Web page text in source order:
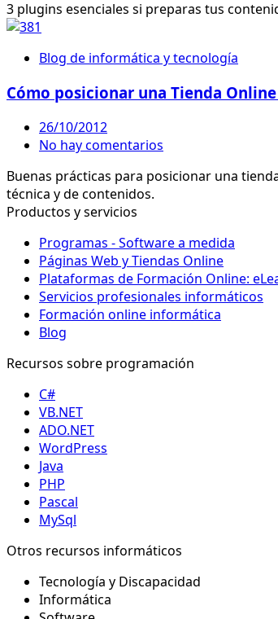
3 plugins esenciales si preparas tus
Blog de informática y tecnología
Cómo posicionar una Tienda Online
26/10/2012
No hay comentarios
Buenas prácticas para posicionar una
técnica y de contenidos.
Productos y servicios
Programas - Software a medida
Páginas Web y Tiendas Online
Plataformas de Formación Online:
Servicios profesionales informáticos
Formación online informática
Blog
Recursos sobre programación
C#
VB.NET
ADO.NET
WordPress
Java
PHP
Pascal
MySql
Otros recursos informáticos
Tecnología y Discapacidad
Informática